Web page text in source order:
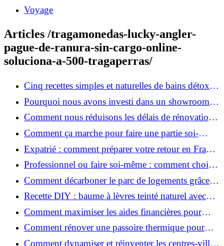
Voyage
Articles /tragamonedas-lucky-angler-
pague-de-ranura-sin-cargo-online-
soluciona-a-500-tragaperras/
Cinq recettes simples et naturelles de bains détox
maison
Pourquoi nous avons investi dans un showroom-
atelier et ce que cela apporte aux clients
Comment nous réduisons les délais de rénovation à
3 mois au lieu de 6?
Comment ça marche pour faire une partie soi-
même et nous confier le reste ?
Expatrié : comment préparer votre retour en France
et rénover votre bien à distance ?
Professionnel ou faire soi-même : comment choisir
pour votre rénovation ?
Comment décarboner le parc de logements grâce à
la rénovation énergétique ?
Recette DIY : baume à lèvres teinté naturel avec
SPF
Comment maximiser les aides financières pour
votre rénovation ?
Comment rénover une passoire thermique pour
une maison durable ?
Comment dynamiser et réinventer les centres-villes